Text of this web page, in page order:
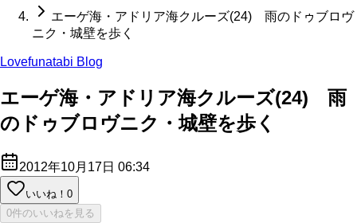
エーゲ海・アドリア海クルーズ(24) 雨のドゥブロヴ
ニク・城壁を歩く
Lovefunatabi Blog
エーゲ海・アドリア海クルーズ(24) 雨
のドゥブロヴニク・城壁を歩く
2012年10月17日 06:34
いいね！ 0
0件のいいねを見る